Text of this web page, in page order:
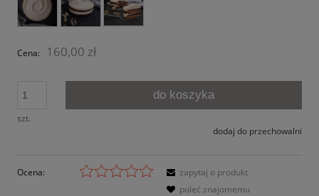
Cena: 160,00 zł
szt.
do koszyka
dodaj do przechowalni
Ocena:
zapytaj o produkt
poleć znajomemu